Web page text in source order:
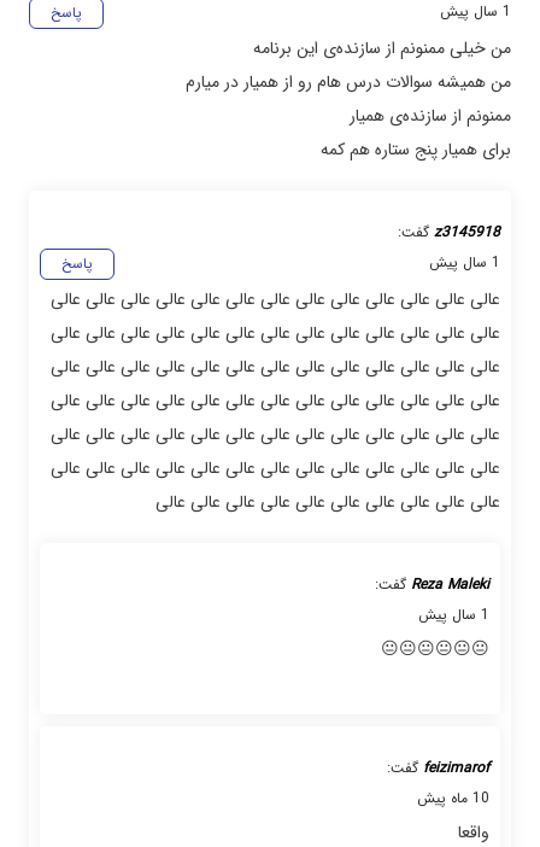
پاسخ 1 سال پیش
من خیلی ممنونم از سازنده‌ی این برنامه
من همیشه سوالات درس هام رو از همیار در میارم
ممنونم از سازنده‌ی همیار
برای همیار پنج ستاره هم کمه
z3145918 گفت:
پاسخ
1 سال پیش
عالی عالی عالی عالی عالی عالی عالی عالی عالی عالی عالی عالی عالی
عالی عالی عالی عالی عالی عالی عالی عالی عالی عالی عالی عالی عالی
عالی عالی عالی عالی عالی عالی عالی عالی عالی عالی عالی عالی عالی
عالی عالی عالی عالی عالی عالی عالی عالی عالی عالی عالی عالی عالی
عالی عالی عالی عالی عالی عالی عالی عالی عالی عالی عالی عالی عالی
عالی عالی عالی عالی عالی عالی عالی عالی عالی عالی عالی عالی عالی
عالی عالی عالی عالی عالی عالی عالی عالی عالی عالی
Reza Maleki گفت:
1 سال پیش
😐😐😐😐😐😐
feizimarof گفت:
10 ماه پیش
واقعا